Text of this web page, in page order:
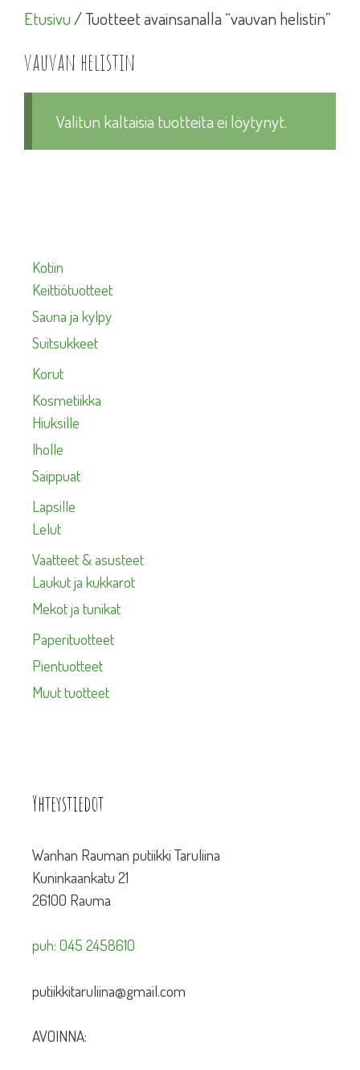
Etusivu/ Tuotteet avainsanalla “vauvan helistin”
vauvan helistin
Valitun kaltaisia tuotteita ei löytynyt.
Kotiin
Keittiötuotteet
Sauna ja kylpy
Suitsukkeet
Korut
Kosmetiikka
Hiuksille
Iholle
Saippuat
Lapsille
Lelut
Vaatteet & asusteet
Laukut ja kukkarot
Mekot ja tunikat
Paperituotteet
Pientuotteet
Muut tuotteet
Yhteystiedot
Wanhan Rauman putiikki Taruliina
Kuninkaankatu 21
26100 Rauma
puh: 045 2458610
putiikkitaruliina@gmail.com
AVOINNA: